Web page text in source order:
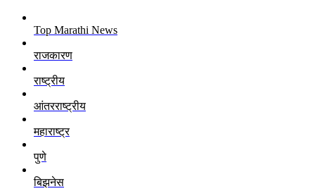
Top Marathi News
राजकारण
राष्ट्रीय
आंतरराष्ट्रीय
महाराष्ट्र
पुणे
बिझनेस